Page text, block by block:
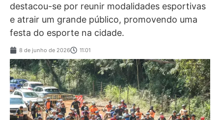
destacou-se por reunir modalidades esportivas
e atrair um grande público, promovendo uma
festa do esporte na cidade.
8 de junho de 2026 11:01